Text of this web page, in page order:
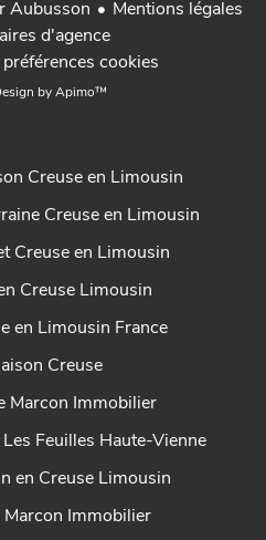
Aubusson
Mentions légales
d'agence
cookies
by Apimo™
Creuse en Limousin
Creuse en Limousin
Creuse en Limousin
Creuse Limousin
en Limousin France
Creuse
Marcon Immobilier
Feuilles Haute-Vienne
en Creuse Limousin
Marcon Immobilier